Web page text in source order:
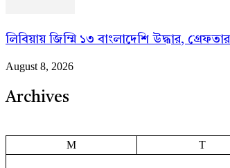
লিবিয়ায় জিম্মি ১৩ বাংলাদেশি উদ্ধার,
August 8, 2026
Archives
M
T